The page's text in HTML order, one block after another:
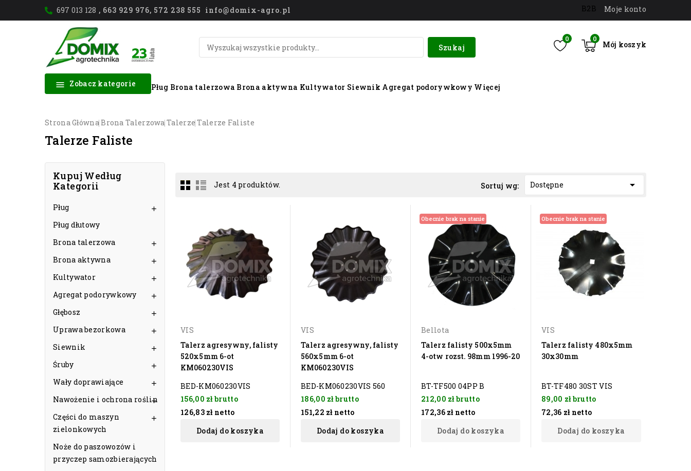
697 013 128 , 663 929 976, 572 238 555 info@domix-agro.pl B2B Moje konto
0
Mój koszyk
0
Szukaj
 Zobacz kategorie Pług Brona talerzowa Brona aktywna Kultywator Siewnik Agregat podorywkowy Więcej
Strona GłównaBrona TalerzowaTalerzeTalerze Faliste
Talerze Faliste
Kupuj Według
Kategorii
Pług 
Pług dłutowy
Brona talerzowa

Brona aktywna 
Kultywator 
Agregat podorywkowy 
Głębosz 
Uprawa bezorkowa 
Siewnik 
Śruby 
Wały doprawiające 
Nawożenie i ochrona roślin

Części do maszyn
zielonkowych

Noże do paszowozów i
przyczep samozbierających
Jest 4 produktów. Sortuj wg: Dostępne 
VIS
Talerz agresywny, falisty
520x5mm 6-ot
KM060230VIS
BED-KM060230VIS
156,00 złbrutto
126,83 zł netto
Dodaj do koszyka
VIS
Talerz agresywny, falisty
560x5mm 6-ot
KM060230VIS
BED-KM060230VIS 560
186,00 złbrutto
151,22 zł netto
Dodaj do koszyka
Obecnie brak na stanie
Bellota
Talerz falisty 500x5mm
4-otw rozst. 98mm 1996-20
BT-TF500 04PP B
212,00 złbrutto
172,36 zł netto
Dodaj do koszyka
Obecnie brak na stanie
VIS
Talerz falisty 480x5mm
30x30mm
BT-TF480 30ST VIS
89,00 złbrutto
72,36 zł netto
Dodaj do koszyka